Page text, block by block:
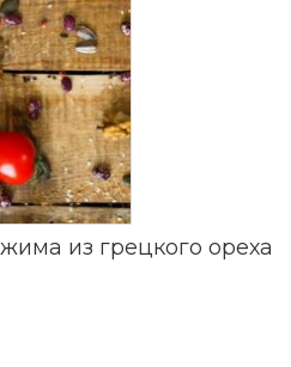
из грецкого ореха